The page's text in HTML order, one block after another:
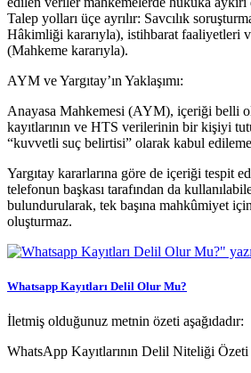
Talep yolları üçe ayrılır: Savcılık
Hâkimliği kararıyla), istihbarat faaliyetleri
(Mahkeme kararıyla).
AYM ve Yargıtay’ın Yaklaşımı:
Anayasa Mahkemesi (AYM), içeriği belli
kayıtlarının ve HTS verilerinin bir kişiyi
“kuvvetli suç belirtisi” olarak kabul
Yargıtay kararlarına göre de içeriği tespit
telefonun başkası tarafından da
bulundurularak, tek başına mahkûmiyet
oluşturmaz.
Whatsapp Kayıtları Delil Olur Mu?
İletmiş olduğunuz metnin özeti aşağıdadır:
WhatsApp Kayıtlarının Delil Niteliği Özeti